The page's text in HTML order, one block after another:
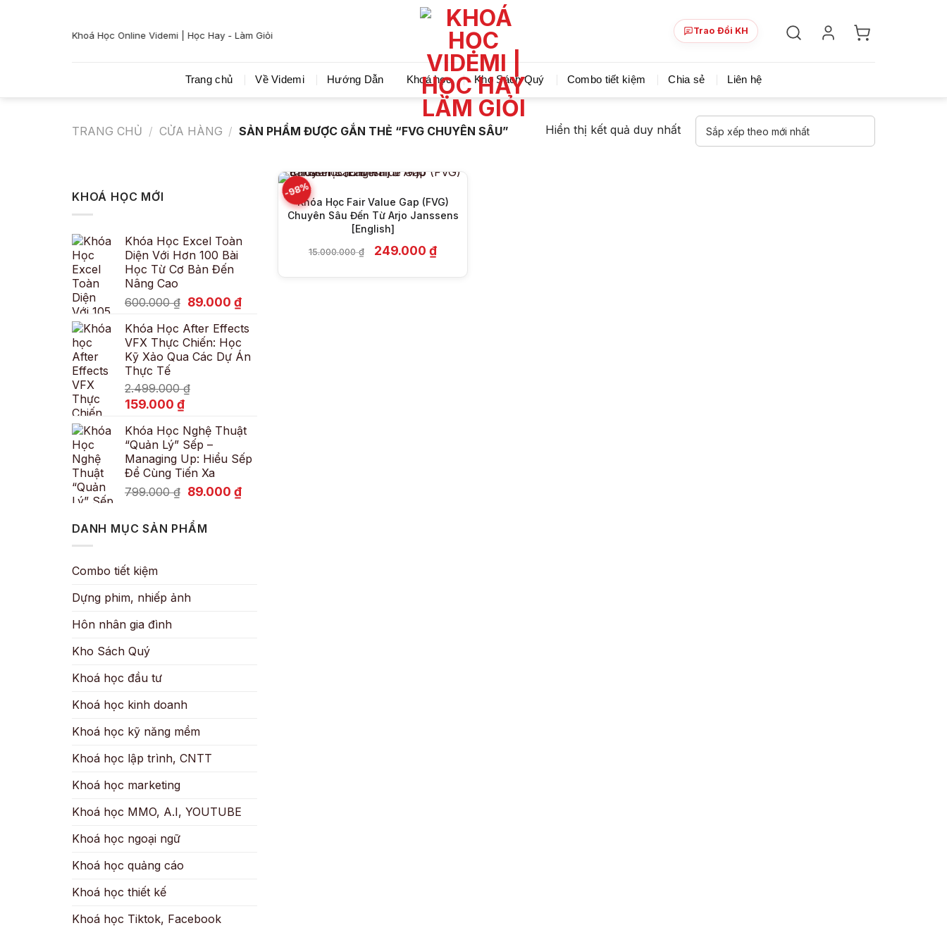
Khoá Học Online Videmi | Học Hay - Làm Giỏi Videmi giúp bạn học tiết kiệm và tiến bộ hơn mỗi ngày! Chia sẻ khoá học giá rẻ cho những ai hạn hẹp
Trao Đổi KH
Trang chủ Về Videmi Hướng Dẫn Khoá học Kho Sách Quý Combo tiết kiệm Chia sẻ Liên hệ
TRANG CHỦ / CỬA HÀNG / SẢN PHẨM ĐƯỢC GẮN THẺ “FVG CHUYÊN SÂU” Hiển thị kết quả duy nhất
KHOÁ HỌC MỚI
Khóa Học Excel Toàn
Diện Với Hơn 100 Bài
Học Từ Cơ Bản Đến
Nâng Cao
600.000₫ Giá
là:
600.000 ₫.
89.000 ₫Giá
tại
là:
89.000 ₫.
Khóa Học After Effects
VFX Thực Chiến: Học
Kỹ Xảo Qua Các Dự Án
Thực Tế
2.499.000₫
Giá
là:
2.499.000 ₫.
159.000 ₫Giá
tại
là:
159.000 ₫.
Khóa Học Nghệ Thuật
“Quản Lý” Sếp –
Managing Up: Hiểu Sếp
Để Cùng Tiến Xa
799.000₫ Giá
là:
799.000 ₫.
89.000 ₫Giá
DANH MỤC SẢN PHẨM
Combo tiết kiệm
Dựng phim, nhiếp ảnh
Hôn nhân gia đình
Kho Sách Quý
Khoá học đầu tư
Khoá học kinh doanh
Khoá học kỹ năng mềm
Khoá học lập trình, CNTT
Khoá học marketing
Khoá học MMO, A.I, YOUTUBE
Khoá học ngoại ngữ
Khoá học quảng cáo
Khoá học thiết kế
Khoá học Tiktok, Facebook
-98%
Khóa Học Fair Value Gap (FVG)
Chuyên Sâu Đến Từ Arjo Janssens
[English]
15.000.000₫ Giá
249.000₫Giá